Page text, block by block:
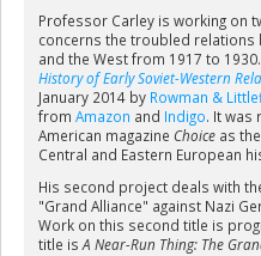
Professor Carley is working on
concerns the troubled relations
and the West from 1917 to
History of Early Soviet-Western
January 2014 by Rowman &
from Amazon and Indigo. It was
American magazine Choice as the
Central and Eastern European
His second project deals with
"Grand Alliance" against Nazi
Work on this second title is
title isA Near-Run Thing: The